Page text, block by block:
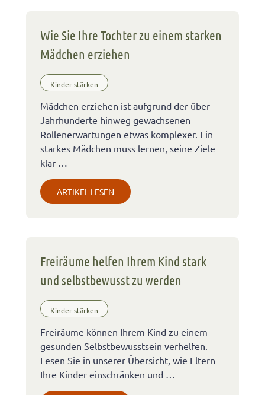
Wie Sie Ihre Tochter zu einem starken
Mädchen erziehen
Kinder stärken
Mädchen erziehen ist aufgrund der über
Jahrhunderte hinweg gewachsenen
Rollenerwartungen etwas komplexer. Ein
starkes Mädchen muss lernen, seine Ziele
klar …
ARTIKEL LESEN
Freiräume helfen Ihrem Kind stark
und selbstbewusst zu werden
Kinder stärken
Freiräume können Ihrem Kind zu einem
gesunden Selbstbewusstsein verhelfen.
Lesen Sie in unserer Übersicht, wie Eltern
Ihre Kinder einschränken und …